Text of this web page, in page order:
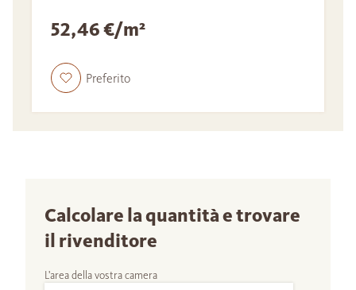
52,46 €/m²
Preferito
Calcolare la quantità e trovare
il rivenditore
L'area della vostra camera